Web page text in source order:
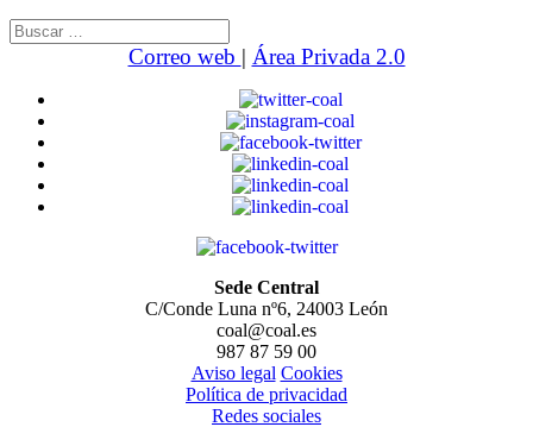
Buscar:
Correo web | Área Privada 2.0
Sede Central
C/Conde Luna nº6, 24003 León
coal@coal.es
987 87 59 00
Aviso legal Cookies
Política de privacidad
Redes sociales